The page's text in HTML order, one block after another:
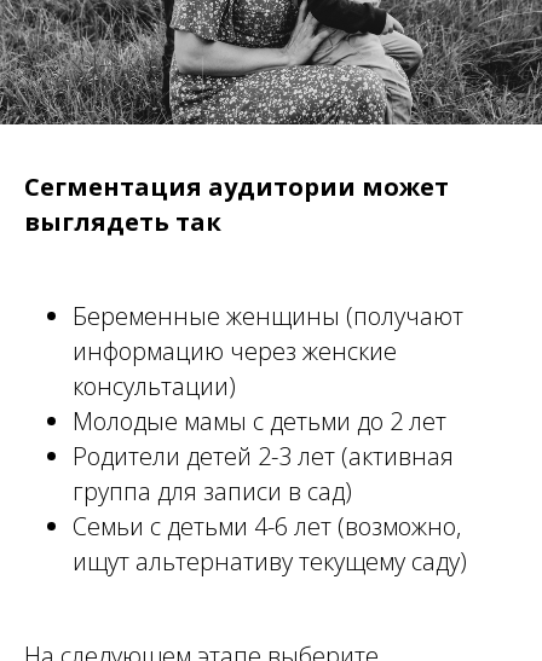
Сегментация аудитории может
выглядеть так
Беременные женщины (получают
информацию через женские
консультации)
Молодые мамы с детьми до 2 лет
Родители детей 2-3 лет (активная
группа для записи в сад)
Семьи с детьми 4-6 лет (возможно,
ищут альтернативу текущему саду)